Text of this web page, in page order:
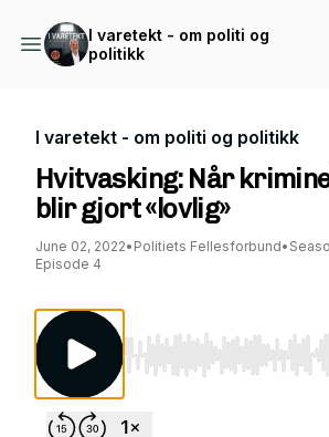
I varetekt - om politi og
politikk
I varetekt - om politi og politikk
Hvitvasking: Når
blir gjort «lovlig»
June 02, 2022• Politiets Fellesforbund•
Episode 4
Use Left/Right to seek,